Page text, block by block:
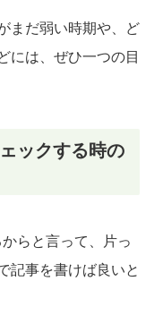
まだ弱い時期や、ど
には、ぜひ一つの目
ックする時の
らと言って、片っ
記事を書けば良いと